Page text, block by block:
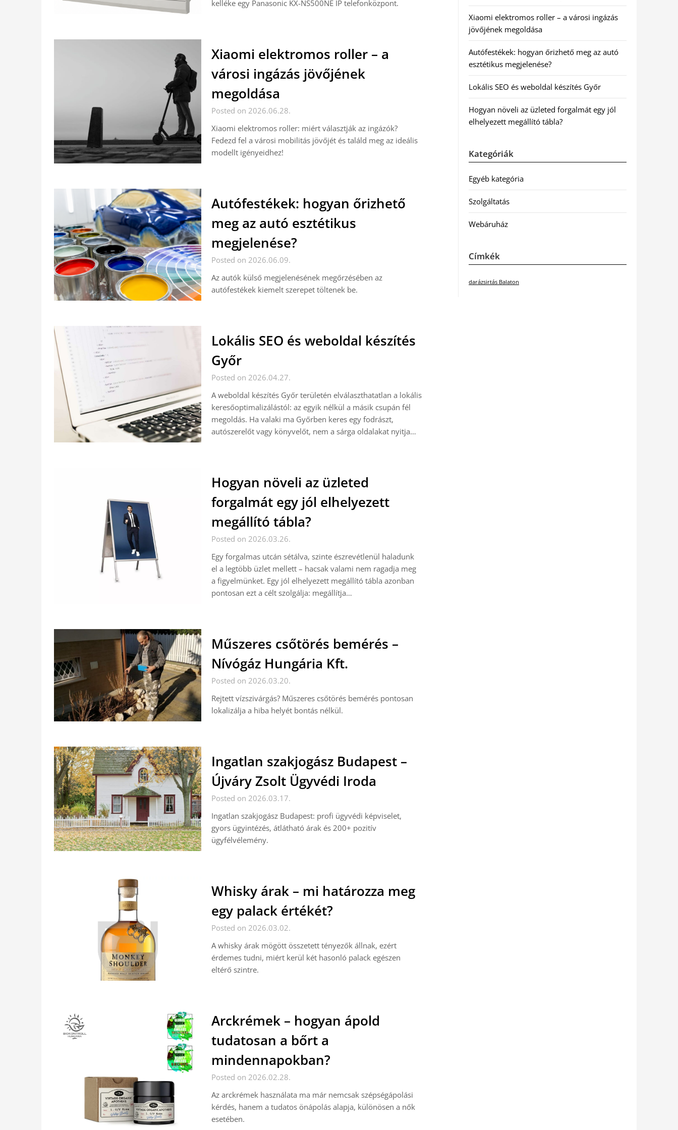
kelléke egy Panasonic KX-NS500NE IP telefonközpont.
Xiaomi elektromos roller – a
városi ingázás jövőjének
megoldása
Posted on 2026.06.28.
Xiaomi elektromos roller: miért választják az ingázók?
Fedezd fel a városi mobilitás jövőjét és találd meg az ideális
modellt igényeidhez!
Autófestékek: hogyan őrizhető
meg az autó esztétikus
megjelenése?
Posted on 2026.06.09.
Az autók külső megjelenésének megőrzésében az
autófestékek kiemelt szerepet töltenek be.
Lokális SEO és weboldal készítés
Győr
Posted on 2026.04.27.
A weboldal készítés Győr területén elválaszthatatlan a lokális
keresőoptimalizálástól: az egyik nélkül a másik csupán fél
megoldás. Ha valaki ma Győrben keres egy fodrászt,
autószerelőt vagy könyvelőt, nem a sárga oldalakat nyitja…
Hogyan növeli az üzleted
forgalmát egy jól elhelyezett
megállító tábla?
Posted on 2026.03.26.
Egy forgalmas utcán sétálva, szinte észrevétlenül haladunk
el a legtöbb üzlet mellett – hacsak valami nem ragadja meg
a figyelmünket. Egy jól elhelyezett megállító tábla azonban
pontosan ezt a célt szolgálja: megállítja…
Műszeres csőtörés bemérés –
Nívógáz Hungária Kft.
Posted on 2026.03.20.
Rejtett vízszivárgás? Műszeres csőtörés bemérés pontosan
lokalizálja a hiba helyét bontás nélkül.
Ingatlan szakjogász Budapest –
Újváry Zsolt Ügyvédi Iroda
Posted on 2026.03.17.
Ingatlan szakjogász Budapest: profi ügyvédi képviselet,
gyors ügyintézés, átlátható árak és 200+ pozitív
ügyfélvélemény.
Whisky árak – mi határozza meg
egy palack értékét?
Posted on 2026.03.02.
A whisky árak mögött összetett tényezők állnak, ezért
érdemes tudni, miért kerül két hasonló palack egészen
eltérő szintre.
Arckrémek – hogyan ápold
tudatosan a bőrt a
mindennapokban?
Posted on 2026.02.28.
Az arckrémek használata ma már nemcsak szépségápolási
kérdés, hanem a tudatos önápolás alapja, különösen a nők
esetében.
Xiaomi elektromos roller – a városi ingázás
jövőjének megoldása
Autófestékek: hogyan őrizhető meg az autó
esztétikus megjelenése?
Lokális SEO és weboldal készítés Győr
Hogyan növeli az üzleted forgalmát egy jól
elhelyezett megállító tábla?
Kategóriák
Egyéb kategória
Szolgáltatás
Webáruház
Címkék
darázsirtás Balaton